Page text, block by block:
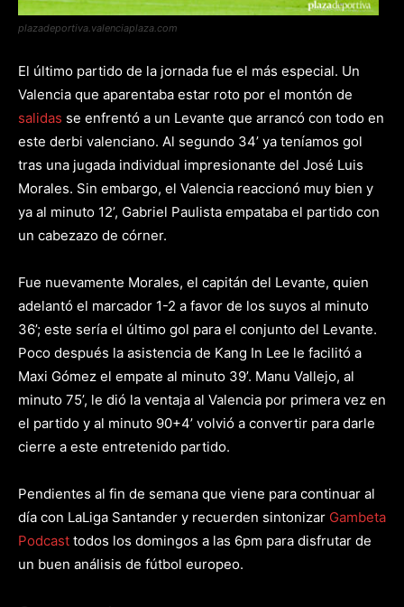
plazadeportiva.valenciaplaza.com
El último partido de la jornada fue el más especial. Un
Valencia que aparentaba estar roto por el montón de
salidas se enfrentó a un Levante que arrancó con todo en
este derbi valenciano. Al segundo 34’ ya teníamos gol
tras una jugada individual impresionante del José Luis
Morales. Sin embargo, el Valencia reaccionó muy bien y
ya al minuto 12’, Gabriel Paulista empataba el partido con
un cabezazo de córner.
Fue nuevamente Morales, el capitán del Levante, quien
adelantó el marcador 1-2 a favor de los suyos al minuto
36’; este sería el último gol para el conjunto del Levante.
Poco después la asistencia de Kang In Lee le facilitó a
Maxi Gómez el empate al minuto 39’. Manu Vallejo, al
minuto 75’, le dió la ventaja al Valencia por primera vez en
el partido y al minuto 90+4’ volvió a convertir para darle
cierre a este entretenido partido.
Pendientes al fin de semana que viene para continuar al
día con LaLiga Santander y recuerden sintonizar Gambeta
Podcast todos los domingos a las 6pm para disfrutar de
un buen análisis de fútbol europeo.